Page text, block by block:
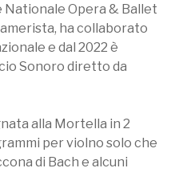
Opera & Ballet
ha collaborato
e dal 2022 è
Sonoro diretto da
alla Mortella in 2
per violno solo che
di Bach e alcuni